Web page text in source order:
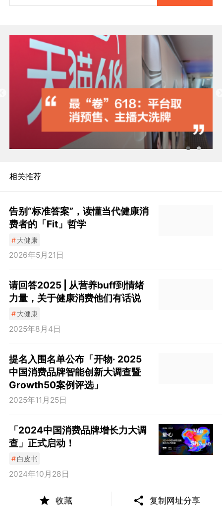
相关推荐
告别“标准答案”，读懂当代健康消
费者的「Fit」哲学
#大健康
2026年5月21日
请回答2025 | 从营养buff到情绪
力量，关于健康消费他们有话说
#大健康
2025年8月4日
提名入围名单公布「开物· 2025
中国消费品牌智能创新大调查暨
Growth50案例评选」
2025年11月25日
「2024中国消费品牌增长力大调
查」正式启动！
#白皮书
2024年10月28日
收藏 复制网址分享